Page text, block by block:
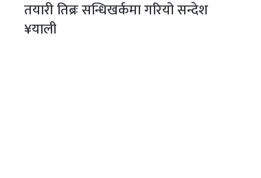
तयारी तिब्रः सन्धिखर्कमा गरियो सन्देश
¥याली